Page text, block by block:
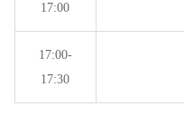
17:00
17:00-
17:30